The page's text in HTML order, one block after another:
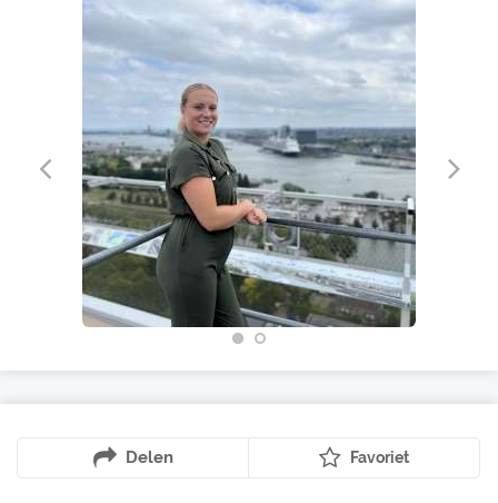
Delen Favoriet